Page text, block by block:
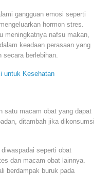
gangguan emosi seperti
hormon stres.
meningkatnya nafsu makan,
keadaan perasaan yang
secara berlebihan.
untuk Kesehatan
satu macam obat yang dapat
ditambah jika dikonsumsi
seperti obat
dan macam obat lainnya.
berdampak buruk pada